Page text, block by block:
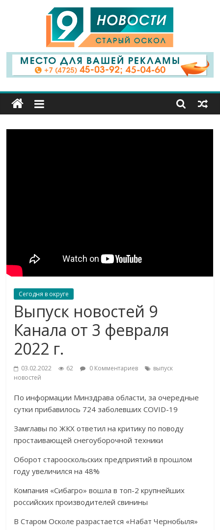
9
Канал
Старый
Сегодня в округе
Выпуск новостей 9
Канала от 3 февраля
2022 г.
03.02.2022 62 0 Комментариев
выпуск
новостей
По информации Минздрава области, за очередные
сутки прибавилось 724 заболевших COVID-19
Замглавы по ЖКХ ответил на критику по поводу
простаивающей снегоуборочной техники
Оборот старооскольских предприятий в прошлом
году увеличился на 48%
Компания «Сибагро» вошла в топ-2 крупнейших
российских производителей свинины
В Старом Осколе разрастается «Набат Чернобыля»